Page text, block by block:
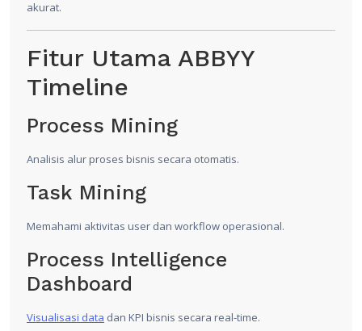
akurat.
Fitur Utama ABBYY
Timeline
Process Mining
Analisis alur proses bisnis secara otomatis.
Task Mining
Memahami aktivitas user dan workflow operasional.
Process Intelligence
Dashboard
Visualisasi data dan KPI bisnis secara real-time.